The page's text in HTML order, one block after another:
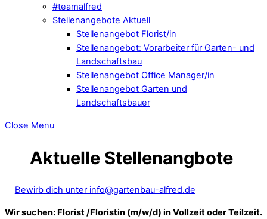
#teamalfred
Stellenangebote Aktuell
Stellenangebot Florist/in
Stellenangebot: Vorarbeiter für Garten- und
Landschaftsbau
Stellenangebot Office Manager/in
Stellenangebot Garten und
Landschaftsbauer
Close Menu
Aktuelle Stellenangbote
Bewirb dich unter info@gartenbau-alfred.de
Wir suchen: Florist /Floristin (m/w/d) in Vollzeit oder Teilzeit.